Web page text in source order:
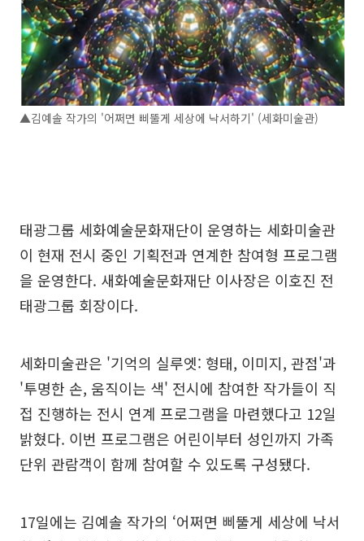
▲김예솔 작가의 '어쩌면 삐뚤게 세상에 낙서하기' (세화미술관)
태광그룹 세화예술문화재단이 운영하는 세화미술관
이 현재 전시 중인 기획전과 연계한 참여형 프로그램
을 운영한다. 새화예술문화재단 이사장은 이호진 전
태광그룹 회장이다.
세화미술관은 '기억의 실루엣: 형태, 이미지, 관점'과
'투명한 손, 움직이는 색' 전시에 참여한 작가들이 직
접 진행하는 전시 연계 프로그램을 마련했다고 12일
밝혔다. 이번 프로그램은 어린이부터 성인까지 가족
단위 관람객이 함께 참여할 수 있도록 구성됐다.
17일에는 김예솔 작가의 ‘어쩌면 삐뚤게 세상에 낙서